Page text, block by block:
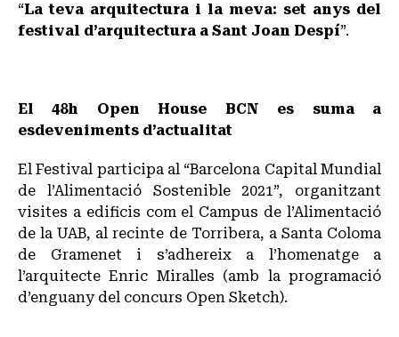
“La teva arquitectura i la meva: set anys del
festival d’arquitectura a Sant Joan Despí”.
El 48h Open House BCN es suma a
esdeveniments d’actualitat
El Festival participa al “Barcelona Capital Mundial
de l’Alimentació Sostenible 2021”, organitzant
visites a edificis com el Campus de l’Alimentació
de la UAB, al recinte de Torribera, a Santa Coloma
de Gramenet i s’adhereix a l’homenatge a
l’arquitecte Enric Miralles (amb la programació
d’enguany del concurs Open Sketch).